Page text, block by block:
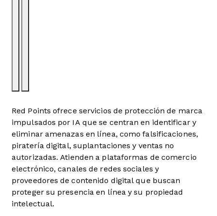
Red Points ofrece servicios de protección de marca
impulsados por IA que se centran en identificar y
eliminar amenazas en línea, como falsificaciones,
piratería digital, suplantaciones y ventas no
autorizadas. Atienden a plataformas de comercio
electrónico, canales de redes sociales y
proveedores de contenido digital que buscan
proteger su presencia en línea y su propiedad
intelectual.